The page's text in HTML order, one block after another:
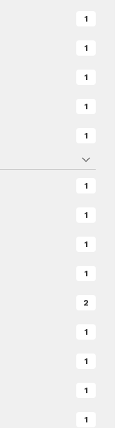
1
1
1
1
1
1
1
1
1
2
1
1
1
1